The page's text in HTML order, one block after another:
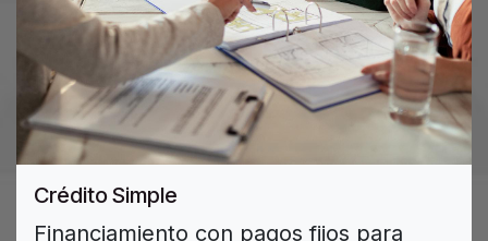
Crédito Simple
Financiamiento con pagos fijos para